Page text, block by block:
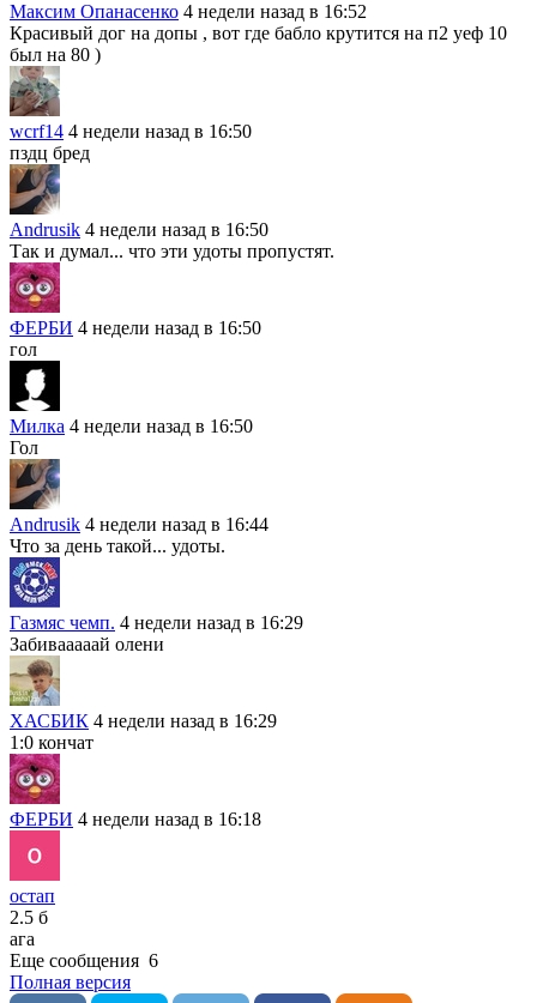
Максим Опанасенко 4 недели назад в 16:52
Красивый дог на допы , вот где бабло крутится на п2 уеф 10
был на 80 )
wcrf14 4 недели назад в 16:50
пздц бред
Andrusik 4 недели назад в 16:50
Так и думал... что эти удоты пропустят.
ФЕРБИ 4 недели назад в 16:50
гол
Милка 4 недели назад в 16:50
Гол
Andrusik 4 недели назад в 16:44
Что за день такой... удоты.
Газмяс чемп. 4 недели назад в 16:29
Забивааааай олени
ХАСБИК 4 недели назад в 16:29
1:0 кончат
ФЕРБИ 4 недели назад в 16:18
остап
2.5 б
ага
Еще сообщения 6
Полная версия